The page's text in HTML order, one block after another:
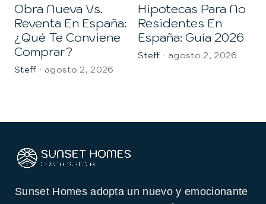
Obra Nueva Vs.
Reventa En España:
¿qué Te Conviene
Comprar?
Steff · agosto 2, 2026
Hipotecas Para No
Residentes En
España: Guía 2026
Steff · agosto 2, 2026
Sunset Homes adopta un nuevo y emocionante